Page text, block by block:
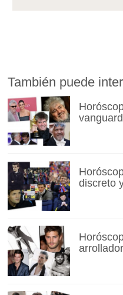
También puede
discreto